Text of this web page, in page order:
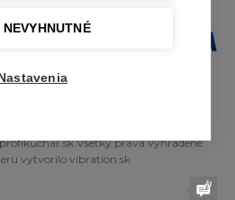
NEVYHNUTNÉ
Nastavenia
Všetky práva vyhradené
vytvorilo vibration.sk